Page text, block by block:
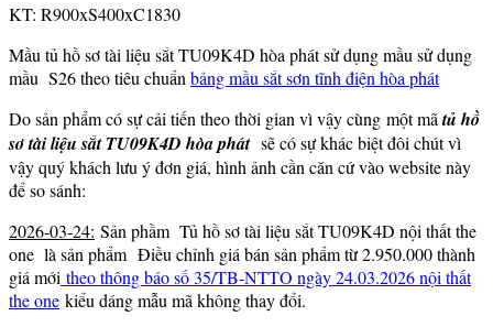
KT: R900xS400xC1830
Mầu tủ hồ sơ tài liệu sắt TU09K4D hòa phát sử dụng mầu sử dụng
mầu S26 theo tiêu chuẩn bảng mầu sắt sơn tĩnh điện hòa phát
Do sản phẩm có sự cải tiến theo thời gian vì vậy cùng một mãtủ hồ
sơ tài liệu sắt TU09K4D hòa phát sẽ có sự khác biệt đôi chút vì
vậy quý khách lưu ý đơn giá, hình ảnh cần căn cứ vào website này
để so sánh:
2026-03-24: Sản phầm Tủ hồ sơ tài liệu sắt TU09K4D nội thất the
one là sản phẩm Điều chỉnh giá bán sản phẩm từ 2.950.000 thành
giá mới theo thông báo số 35/TB-NTTO ngày 24.03.2026 nội thất
the one kiểu dáng mẫu mã không thay đổi.